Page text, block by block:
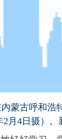
蒙古呼和浩
2月4日摄）